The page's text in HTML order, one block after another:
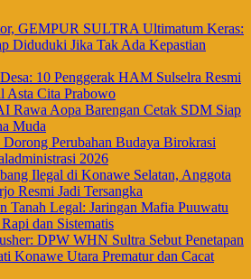
GEMPUR SULTRA Ultimatum Keras:
Diduduki Jika Tak Ada Kepastian
10 Penggerak HAM Sulselra Resmi
Asta Cita Prabowo
Rawa Aopa Barengan Cetak SDM Siap
Muda
Perubahan Budaya Birokrasi
2026
Ilegal di Konawe Selatan, Anggota
Resmi Jadi Tersangka
Tanah Legal: Jaringan Mafia Puuwatu
dan Sistematis
DPW WHN Sultra Sebut Penetapan
Konawe Utara Prematur dan Cacat